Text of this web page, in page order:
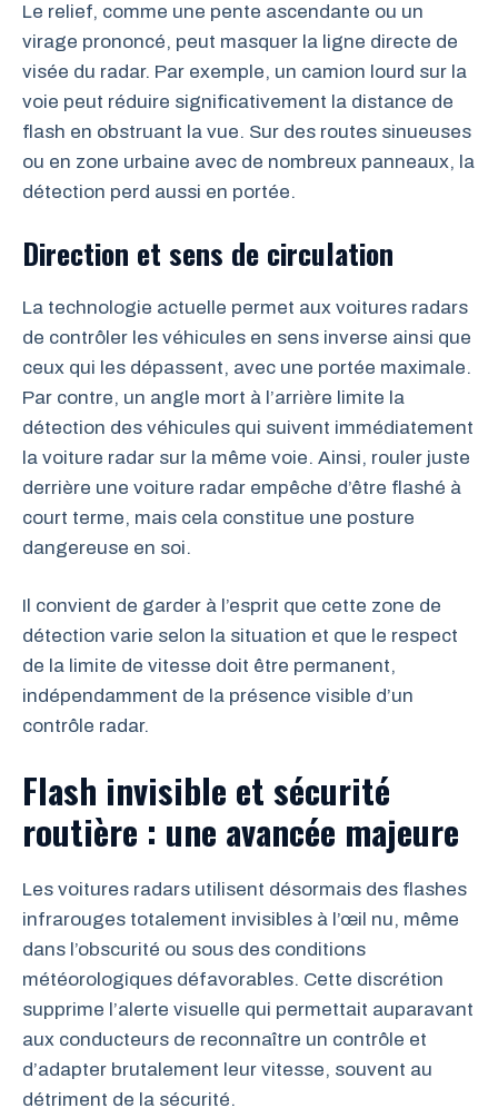
Le relief, comme une pente ascendante ou un
virage prononcé, peut masquer la ligne directe de
visée du radar. Par exemple, un camion lourd sur la
voie peut réduire significativement la distance de
flash en obstruant la vue. Sur des routes sinueuses
ou en zone urbaine avec de nombreux panneaux, la
détection perd aussi en portée.
Direction et sens de circulation
La technologie actuelle permet aux voitures radars
de contrôler les véhicules en sens inverse ainsi que
ceux qui les dépassent, avec une portée maximale.
Par contre, un angle mort à l’arrière limite la
détection des véhicules qui suivent immédiatement
la voiture radar sur la même voie. Ainsi, rouler juste
derrière une voiture radar empêche d’être flashé à
court terme, mais cela constitue une posture
dangereuse en soi.
Il convient de garder à l’esprit que cette zone de
détection varie selon la situation et que le respect
de la limite de vitesse doit être permanent,
indépendamment de la présence visible d’un
contrôle radar.
Flash invisible et sécurité
routière : une avancée majeure
Les voitures radars utilisent désormais des flashes
infrarouges totalement invisibles à l’œil nu, même
dans l’obscurité ou sous des conditions
météorologiques défavorables. Cette discrétion
supprime l’alerte visuelle qui permettait auparavant
aux conducteurs de reconnaître un contrôle et
d’adapter brutalement leur vitesse, souvent au
détriment de la sécurité.